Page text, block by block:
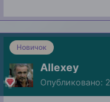
Новичок
Allexey
Опубликовано: